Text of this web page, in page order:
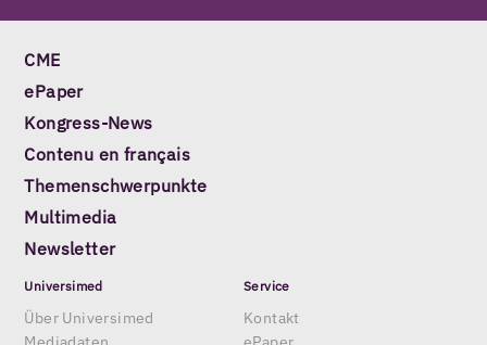
CME
ePaper
Kongress-News
Contenu en français
Themenschwerpunkte
Multimedia
Newsletter
Universimed
Über Universimed
Service
Kontakt